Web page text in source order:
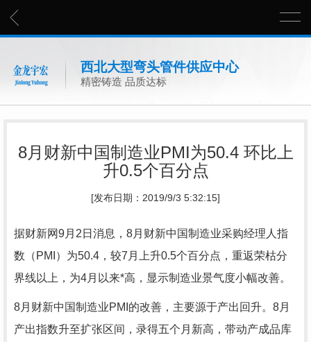
西北大型弯头管件供应中心
精密铸造 品质达标
8月财新中国制造业PMI为50.4 环比上
升0.5个百分点
[发布日期：2019/9/3 5:32:15]
据财新网9月2日消息，8月财新中国制造业采购经理人指
数（PMI）为50.4，较7月上升0.5个百分点，重返荣枯分
界线以上，为4月以来*高，显示制造业景气度小幅改善。
8月财新中国制造业PMI的改善，主要源于产出回升。8月
产出指数升至扩张区间，录得五个月新高，带动产成品库